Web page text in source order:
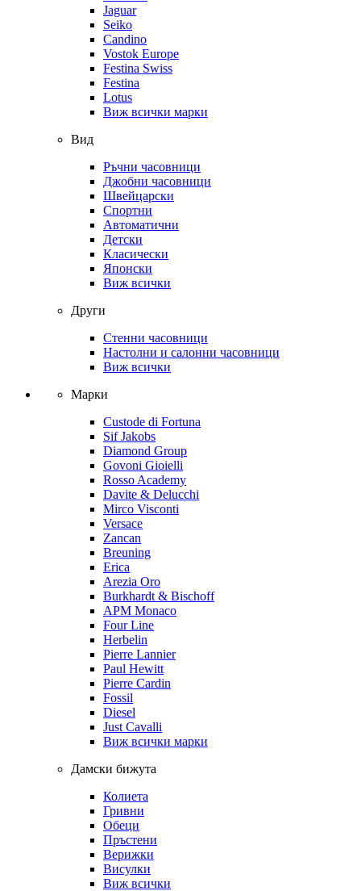
Jaguar
Seiko
Candino
Vostok Europe
Festina Swiss
Festina
Lotus
Виж всички марки
Вид
Ръчни часовници
Джобни часовници
Швейцарски
Спортни
Автоматични
Детски
Класически
Японски
Виж всички
Други
Стенни часовници
Настолни и салонни часовници
Виж всички
Марки
Custode di Fortuna
Sif Jakobs
Diamond Group
Govoni Gioielli
Rosso Academy
Davite & Delucchi
Mirco Visconti
Versace
Zancan
Breuning
Erica
Arezia Oro
Burkhardt & Bischoff
APM Monaco
Four Line
Herbelin
Pierre Lannier
Paul Hewitt
Pierre Cardin
Fossil
Diesel
Just Cavalli
Виж всички марки
Дамски бижута
Колиета
Гривни
Обеци
Пръстени
Верижки
Висулки
Виж всички